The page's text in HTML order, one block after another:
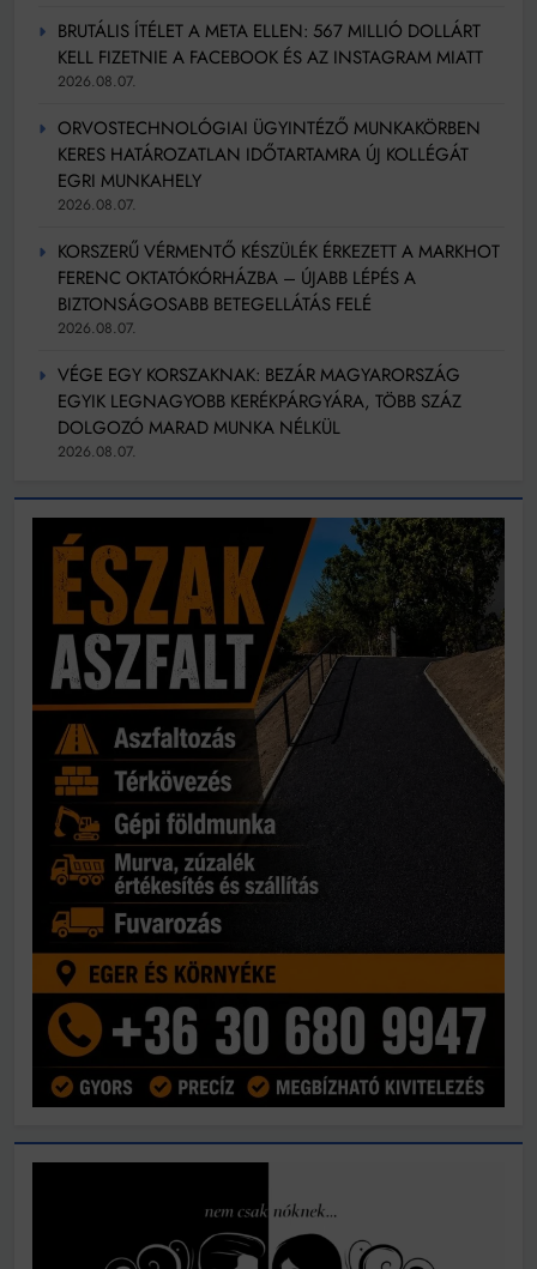
BRUTÁLIS ÍTÉLET A META ELLEN: 567 MILLIÓ DOLLÁRT
KELL FIZETNIE A FACEBOOK ÉS AZ INSTAGRAM MIATT
2026.08.07.
ORVOSTECHNOLÓGIAI ÜGYINTÉZŐ MUNKAKÖRBEN
KERES HATÁROZATLAN IDŐTARTAMRA ÚJ KOLLÉGÁT
EGRI MUNKAHELY
2026.08.07.
KORSZERŰ VÉRMENTŐ KÉSZÜLÉK ÉRKEZETT A MARKHOT
FERENC OKTATÓKÓRHÁZBA – ÚJABB LÉPÉS A
BIZTONSÁGOSABB BETEGELLÁTÁS FELÉ
2026.08.07.
VÉGE EGY KORSZAKNAK: BEZÁR MAGYARORSZÁG
EGYIK LEGNAGYOBB KERÉKPÁRGYÁRA, TÖBB SZÁZ
DOLGOZÓ MARAD MUNKA NÉLKÜL
2026.08.07.